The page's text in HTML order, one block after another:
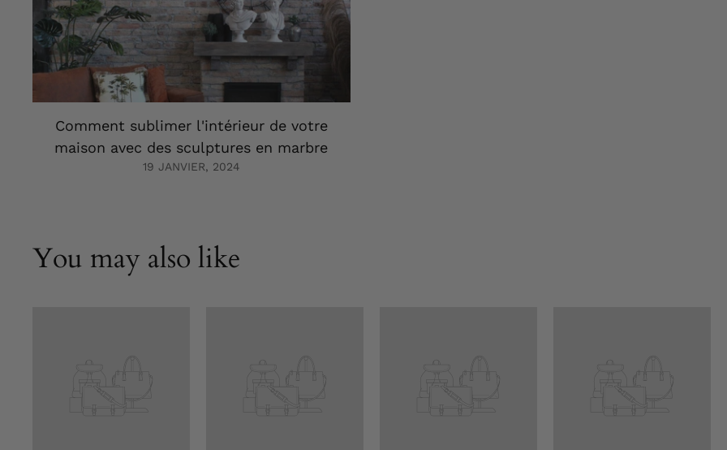
Comment sublimer l'intérieur de votre
maison avec des sculptures en marbre
19 JANVIER, 2024
You may also like